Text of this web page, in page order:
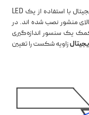
رفراکتومترهای دیجیتال یا بریکس مترهای دیجیتال با استفاده از یک LED
منشور نصب شده‌ اند. در
یک سنسور اندازه‌گیری
زاویه شکست را تعیین